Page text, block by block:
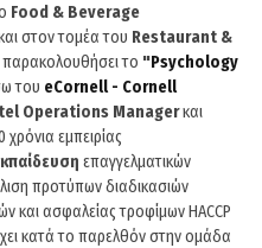
Food & Beverage
στον τομέα του Restaurant &
παρακολουθήσει το "Psychology
του eCornell- Cornell
Operations Managerκαι
εμπειρίας
επαγγελματικών
προτύπων διαδικασιών
και ασφαλείας τροφίμων HACCP
κατά το παρελθόν στην ομάδα